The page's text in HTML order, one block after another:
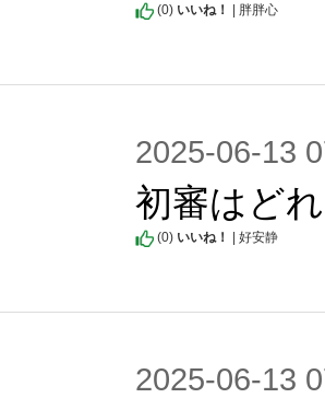
(0) いいね！ | 胖胖心
2025-06-13
初審はど
(0) いいね！ | 好安静
2025-06-13